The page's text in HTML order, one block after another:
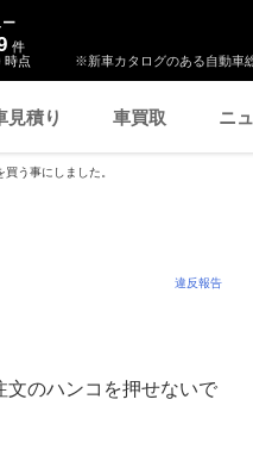
※新車カタログのある自動車
ー
件
時点
見積り 車買取 ニ
買う事にしました。
違反報告
文のハンコを押せないで